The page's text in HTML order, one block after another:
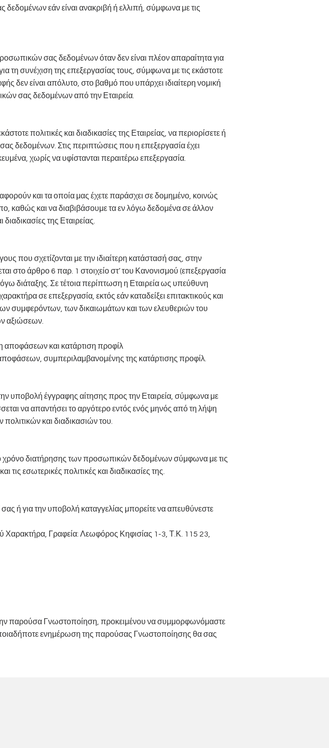
εάν είναι ανακριβή ή ελλιπή, σύμφωνα με τις
σας δεδομένων όταν δεν είναι πλέον απαραίτητα για
τη συνέχιση της επεξεργασίας τους, σύμφωνα με τις εκάστοτε
δεν είναι απόλυτο, στο βαθμό που υπάρχει ιδιαίτερη νομική
σας δεδομένων από την Εταιρεία.
πολιτικές και διαδικασίες της Εταιρείας, να περιορίσετε ή
δεδομένων. Στις περιπτώσεις που η επεξεργασία έχει
χωρίς να υφίστανται περαιτέρω επεξεργασία.
και τα οποία μας έχετε παράσχει σε δομημένο, κοινώς
καθώς και να διαβιβάσουμε τα εν λόγω δεδομένα σε άλλον
της Εταιρείας.
που σχετίζονται με την ιδιαίτερη κατάστασή σας, στην
στο άρθρο 6 παρ. 1 στοιχείο στ’ του Κανονισμού (επεξεργασία
διάταξης. Σε τέτοια περίπτωση η Εταιρεία ως υπεύθυνη
σε επεξεργασία, εκτός εάν καταδείξει επιτακτικούς και
συμφερόντων, των δικαιωμάτων και των ελευθεριών του
αξιώσεων.
αποφάσεων και κατάρτιση προφίλ
συμπεριλαμβανομένης της κατάρτισης προφίλ.
υποβολή έγγραφης αίτησης προς την Εταιρεία, σύμφωνα με
να απαντήσει το αργότερο εντός ενός μηνός από τη λήψη
πολιτικών και διαδικασιών του.
χρόνο διατήρησης των προσωπικών δεδομένων σύμφωνα με τις
εσωτερικές πολιτικές και διαδικασίες της.
ή για την υποβολή καταγγελίας μπορείτε να απευθύνεστε
Γραφεία: Λεωφόρος Κηφισίας 1-3, Τ.Κ. 115 23,
παρούσα Γνωστοποίηση, προκειμένου να συμμορφωνόμαστε
ενημέρωση της παρούσας Γνωστοποίησης θα σας